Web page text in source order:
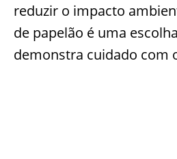
reduzir o impacto
de papelão é uma
demonstra cuidado com